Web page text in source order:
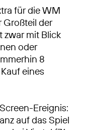
für die WM
Großteil der
zwar mit Blick
oder
8
eines
Ereignis:
auf das Spiel